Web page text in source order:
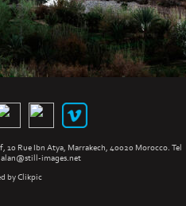
10 Rue Ibn Atya, Marrakech, 40020 Morocco. Tel
alan@still-images.net
byClikpic